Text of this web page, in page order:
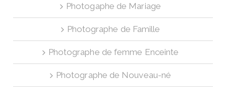
Photogaphe de Mariage
Photographe de Famille
Photographe de femme Enceinte
Photographe de Nouveau-né